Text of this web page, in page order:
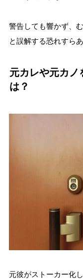
警告しても響かず、
と誤解する恐れすら
元カレや元カノ
は？
元彼がストーカー化